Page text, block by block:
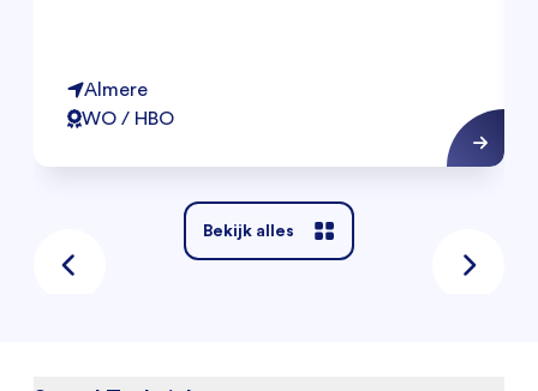
Almere
WO / HBO
Bekijk alles